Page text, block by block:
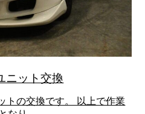
ット交換
の交換です。 以上で作業